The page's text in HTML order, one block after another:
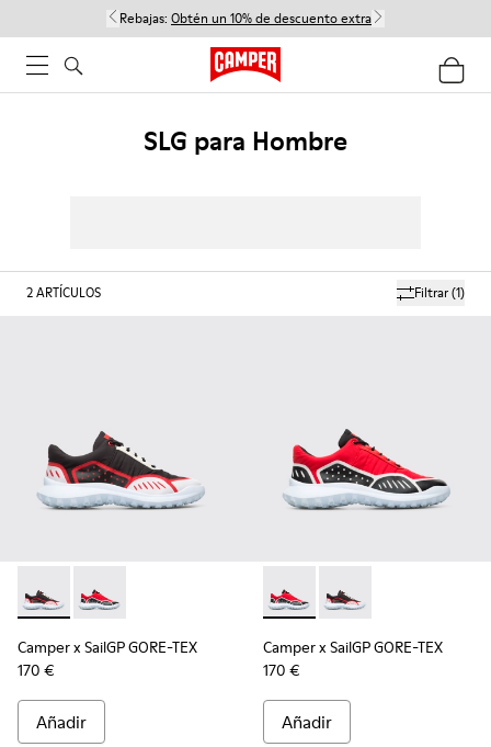
Rebajas: Obtén un 10% de descuento extra
SLG para Hombre
Filtrar(1)
2ARTÍCULOS
Camper x SailGP GORE-TEX - K100658-021 - Sneaker negra
Camper x SailGP GORE-TEX - K100658-020 -
Camper x SailGP GORE-TEX
170 €
Añadir
Camper x SailGP GORE-
Camper x SailGP
Camper x SailGP GORE-TEX
170 €
Añadir